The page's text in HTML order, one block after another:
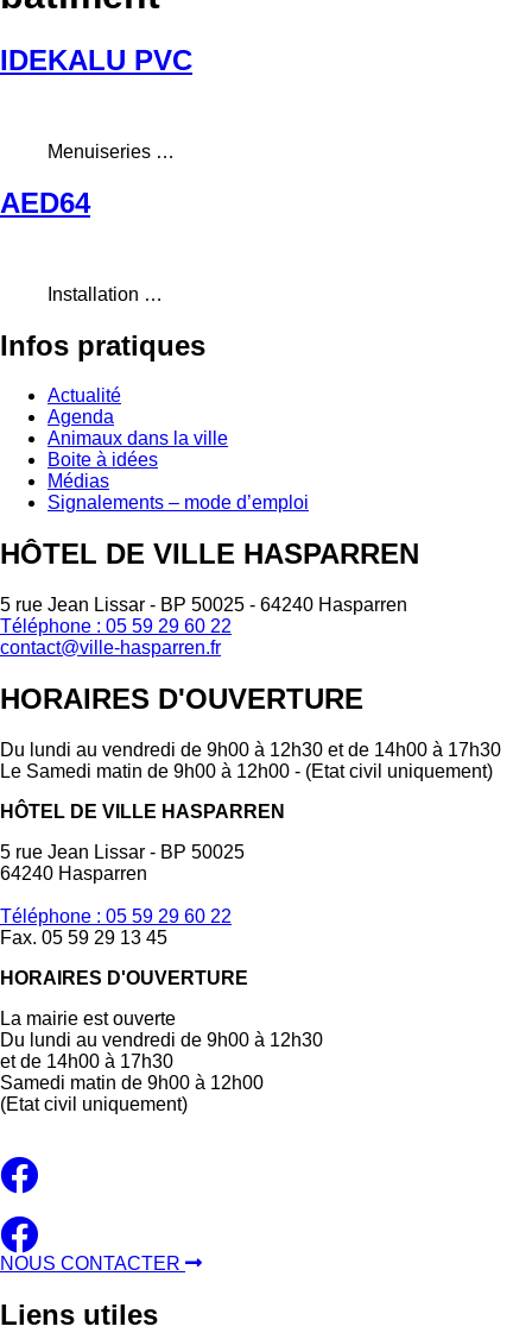
IDEKALU PVC
Menuiseries …
AED64
Installation …
Infos pratiques
Actualité
Agenda
Animaux dans la ville
Boite à idées
Médias
Signalements – mode d’emploi
HÔTEL DE VILLE HASPARREN
5 rue Jean Lissar - BP 50025 - 64240 Hasparren
Téléphone : 05 59 29 60 22
contact@ville-hasparren.fr
HORAIRES D'OUVERTURE
Du lundi au vendredi de 9h00 à 12h30 et de 14h00 à 17h30
Le Samedi matin de 9h00 à 12h00 - (Etat civil uniquement)
HÔTEL DE VILLE HASPARREN
5 rue Jean Lissar - BP 50025
64240 Hasparren
Téléphone : 05 59 29 60 22
Fax. 05 59 29 13 45
HORAIRES D'OUVERTURE
La mairie est ouverte
Du lundi au vendredi de 9h00 à 12h30
et de 14h00 à 17h30
Samedi matin de 9h00 à 12h00
(Etat civil uniquement)
NOUS CONTACTER
Liens utiles